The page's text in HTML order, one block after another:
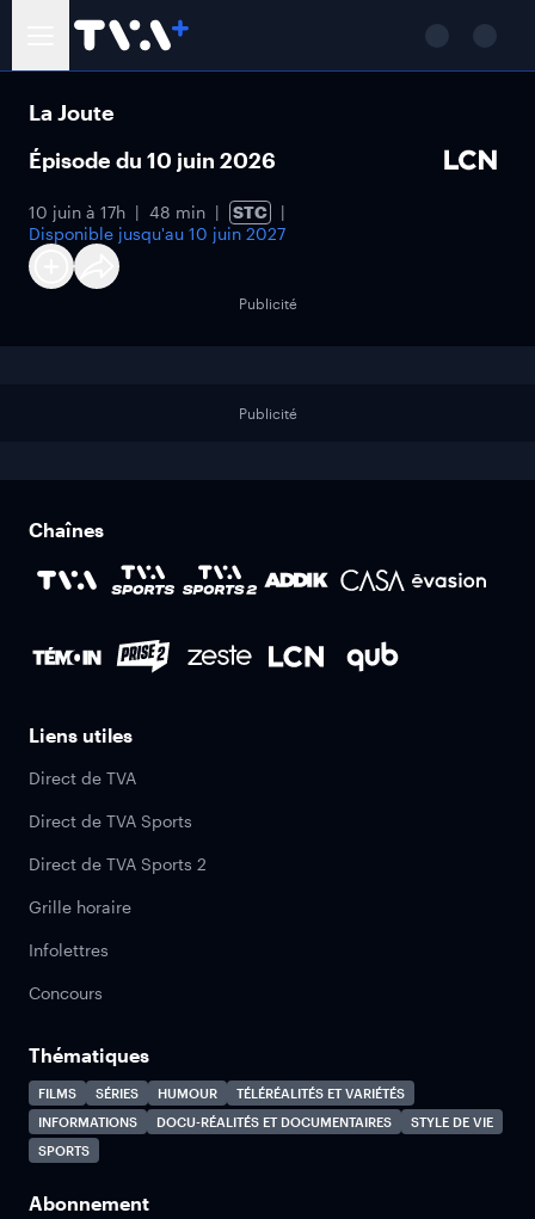
La Joute
Épisode du 10 juin 2026
10 juin à 17h 48 min
STC
Disponible jusqu'au 10 juin 2027
Publicité
Publicité
Chaînes
Liens utiles
Direct de TVA
Direct de TVA Sports
Direct de TVA Sports 2
Grille horaire
Infolettres
Concours
Thématiques
FILMS SÉRIES HUMOUR
TÉLÉRÉALITÉS ET VARIÉTÉS
INFORMATIONS
DOCU-RÉALITÉS ET DOCUMENTAIRES
STYLE DE VIE
SPORTS
Abonnement